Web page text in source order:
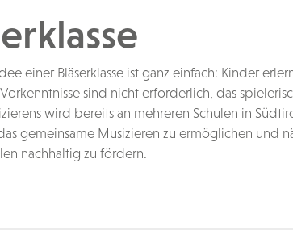
einer Bläserklasse ist ganz einfach: Kinder
sind nicht erforderlich, das
wird bereits an mehreren Schulen in
gemeinsame Musizieren zu ermöglichen und
nachhaltig zu fördern.